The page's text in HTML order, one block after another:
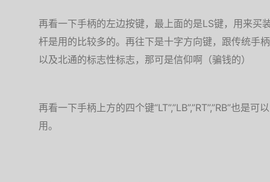
再看一下手柄的左边按键，最上面的是LS键，用来买
杆是用的比较多的。再往下是十字方向键，跟传统手
以及北通的标志性标志，那可是信仰啊（骗钱的）
再看一下手柄上方的四个键“LT”,”LB”,”RT”,”RB”也是
用。